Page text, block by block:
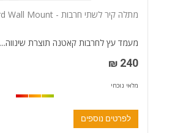
מתלה קיר לשתי חרבות - Double Sword Wall Mount
מעמד עץ לחרבות קאטנה תוצרת שינווה...
240 ₪
מלאי נוכחי
לפרטים נוספים